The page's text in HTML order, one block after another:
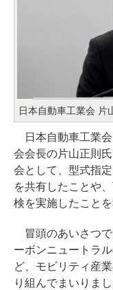
日本自動車工業会 片
日本自動車工業会
会会長の片山正則
会として、型式指
を共有したことや
検を実施したことを
冒頭のあいさつで
ーボンニュートラ
ど、モビリティ産
り組んでまいりま